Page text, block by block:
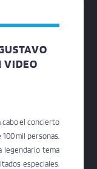
VIDEO
cabo el concierto
mil personas,
legendario tema
especiales.